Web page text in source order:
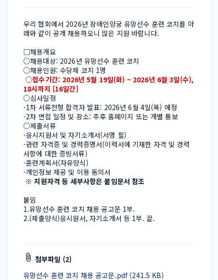
우리 협회에서 2026년 장애인양궁 유망선수 훈련 코치를 아
래와 같이 공개 채용하오니 많은 지원 바랍니다.
□채용개요
○채용대상: 2026년 유망선수 훈련 코치
○채용인원: 수당체 코치 1명
18시까지 [16일간]
○심사일정
-1차 서류전형 합격자 발표: 2026년 6월 4일(목) 예정
-2차 면접 일정 및 장소: 추후 홈페이지 또는 개별 통보
○제출서류
-응시지원서 및 자기소개서(서명 필)
-관련 자격증 및 경력증명서(이력서에 기재한 자격 및 경력
사항에 대한 증빙서류)
-훈련계획서(자유양식)
-개인정보 제공 및 이용 동의서
※ 지원자격 등 세부사항은 붙임문서 참조
붙임
1.유망선수 훈련 코치 채용 공고문 1부.
2.(제출양식)응시원서, 자기소개서 등 1부. 끝.
첨부파일 (2)
유망선수 훈련 코치 채용 공고문.pdf (241.5 KB)